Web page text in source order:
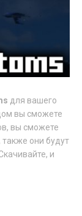
для вашего
вы сможете
вы сможете
они будут
и